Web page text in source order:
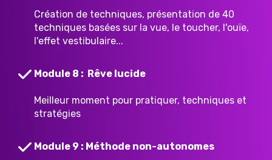
Création de techniques, présentation de 40
techniques basées sur la vue, le toucher, l'ouïe,
l'effet vestibulaire...
Module 8 : Rêve lucide
Meilleur moment pour pratiquer, techniques et
stratégies
Module 9 : Méthode non-autonomes